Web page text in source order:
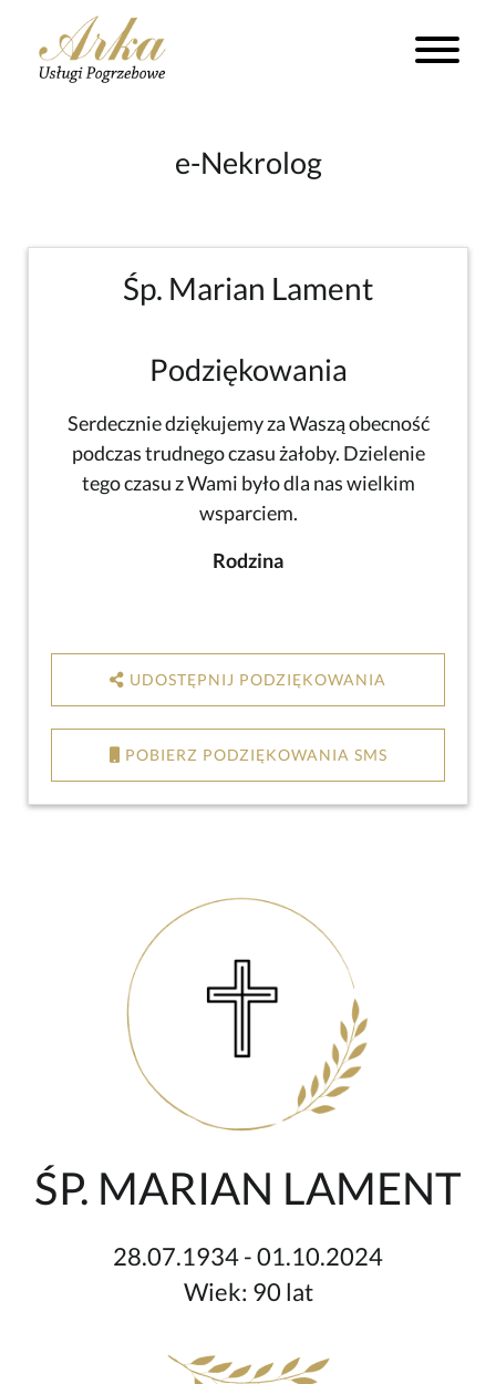
e-Nekrolog
Śp. Marian Lament
Podziękowania
Serdecznie dziękujemy za Waszą obecność
podczas trudnego czasu żałoby. Dzielenie
tego czasu z Wami było dla nas wielkim
wsparciem.
Rodzina
UDOSTĘPNIJ PODZIĘKOWANIA
POBIERZ PODZIĘKOWANIA SMS
ŚP. MARIAN LAMENT
28.07.1934 - 01.10.2024
Wiek: 90 lat